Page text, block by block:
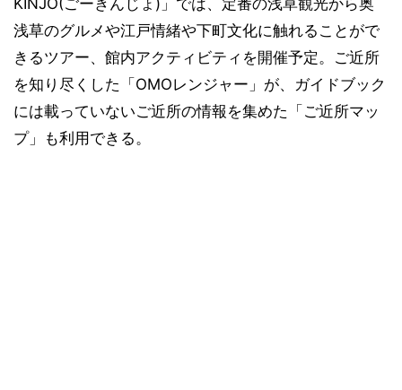
KINJO(ごーきんじょ)」では、定番の浅草観光から奥
浅草のグルメや江戸情緒や下町文化に触れることがで
きるツアー、館内アクティビティを開催予定。ご近所
を知り尽くした「OMOレンジャー」が、ガイドブック
には載っていないご近所の情報を集めた「ご近所マッ
プ」も利用できる。